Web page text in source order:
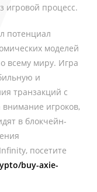
игровой процесс.
потенциал
моделей
всему миру. Игра
и
транзакций с
внимание игроков,
в блокчейн-
посетите
buy-axie-